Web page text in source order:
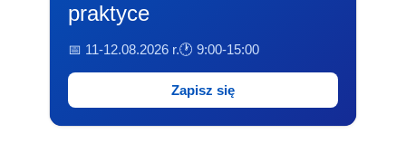
praktyce
📅 11-12.08.2026 r.🕐 9:00-15:00
Zapisz się